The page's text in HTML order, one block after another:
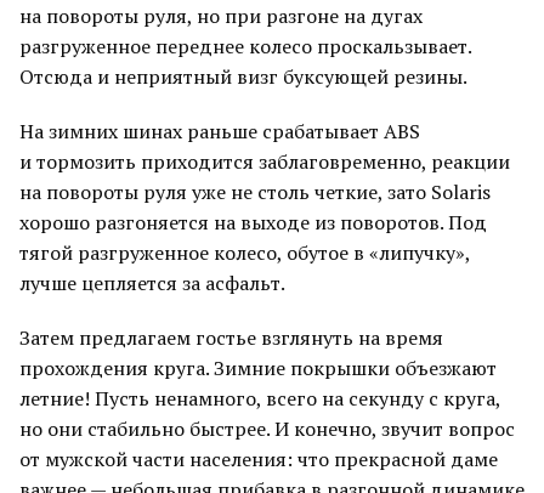
на повороты руля, но при разгоне на дугах
разгруженное переднее колесо проскальзывает.
Отсюда и неприятный визг буксующей резины.
На зимних шинах раньше срабатывает ABS
и тормозить приходится заблаговременно, реакции
на повороты руля уже не столь четкие, зато Solaris
хорошо разгоняется на выходе из поворотов. Под
тягой разгруженное колесо, обутое в «липучку»,
лучше цепляется за асфальт.
Затем предлагаем гостье взглянуть на время
прохождения круга. Зимние покрышки объезжают
летние! Пусть ненамного, всего на секунду с круга,
но они стабильно быстрее. И конечно, звучит вопрос
от мужской части населения: что прекрасной даме